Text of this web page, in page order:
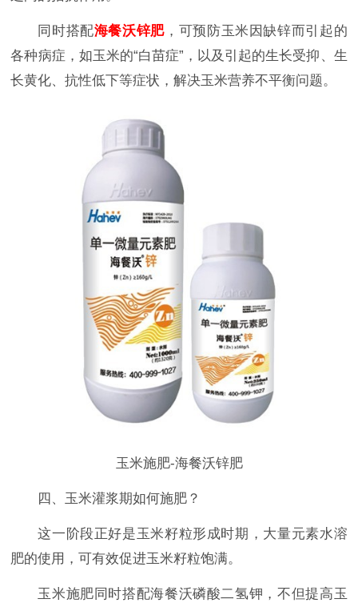
同时搭配海餐沃锌肥，可预防玉米因缺锌而引起的
各种病症，如玉米的“白苗症”，以及引起的生长受抑、生
长黄化、抗性低下等症状，解决玉米营养不平衡问题。
玉米施肥-海餐沃锌肥
四、玉米灌浆期如何施肥？
这一阶段正好是玉米籽粒形成时期，大量元素水溶
肥的使用，可有效促进玉米籽粒饱满。
玉米施肥同时搭配海餐沃磷酸二氢钾，不但提高玉